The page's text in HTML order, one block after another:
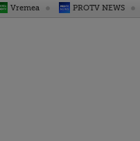
Vremea PROTV NEWS